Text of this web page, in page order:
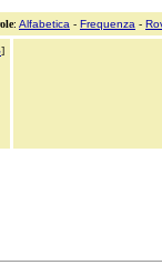
: Alfabetica - Frequenza -
]